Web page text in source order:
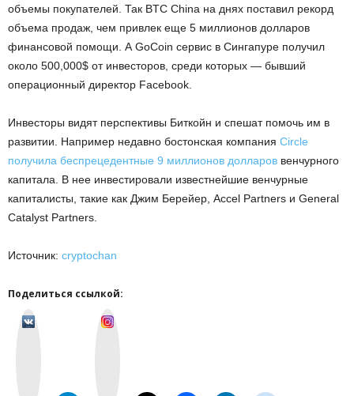
объемы покупателей. Так BTC China на днях поставил рекорд
объема продаж, чем привлек еще 5 миллионов долларов
финансовой помощи. А GoCoin сервис в Сингапуре получил
около 500,000$ от инвесторов, среди которых — бывший
операционный директор Facebook.
Инвесторы видят перспективы Биткойн и спешат помочь им в
развитии. Например недавно бостонская компания Circle
получила беспрецедентные 9 миллионов долларов венчурного
капитала. В нее инвестировали известнейшие венчурные
капиталисты, такие как Джим Берейер, Accel Partners и General
Catalyst Partners.
Источник: cryptochan
Поделиться ссылкой: